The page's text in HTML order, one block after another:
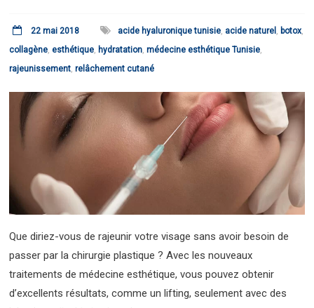
22 mai 2018 acide hyaluronique tunisie, acide naturel , botox,
collagène,esthétique, hydratation,médecine esthétique Tunisie,
rajeunissement,relâchement cutané
Que diriez-vous de rajeunir votre visage sans avoir besoin de
passer par la chirurgie plastique ? Avec les nouveaux
traitements de médecine esthétique, vous pouvez obtenir
d’excellents résultats, comme un lifting, seulement avec des